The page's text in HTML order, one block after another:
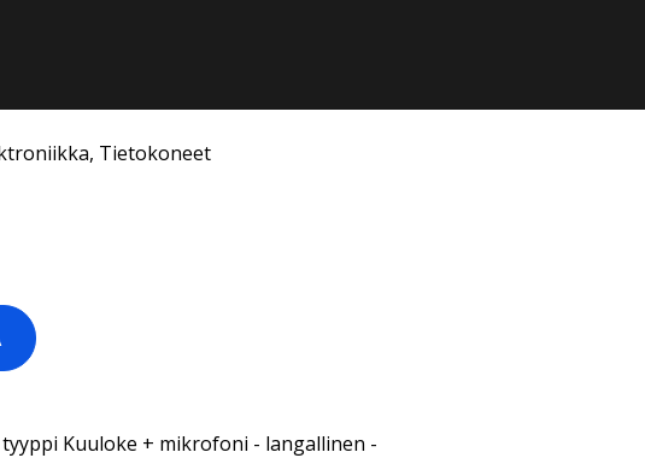
, Tietokoneet
Kuuloke + mikrofoni - langallinen -